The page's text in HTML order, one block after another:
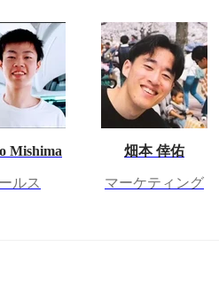
Mishima
ルス
畑本 倖佑
マーケティング